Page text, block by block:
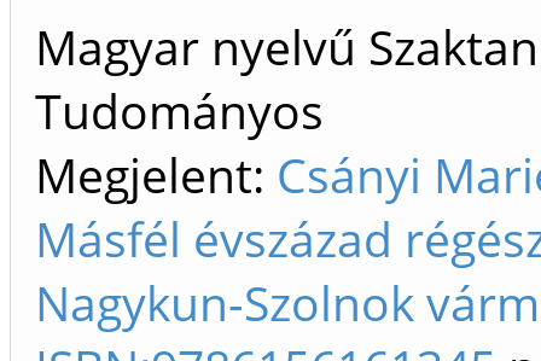
Magyar nyelvű
Tudományos
Megjelent: Csányi
Másfél évszázad
Nagykun-Szolnok